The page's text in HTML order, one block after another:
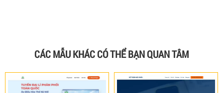
CÁC MẪU KHÁC CÓ THỂ BẠN QUAN TÂM